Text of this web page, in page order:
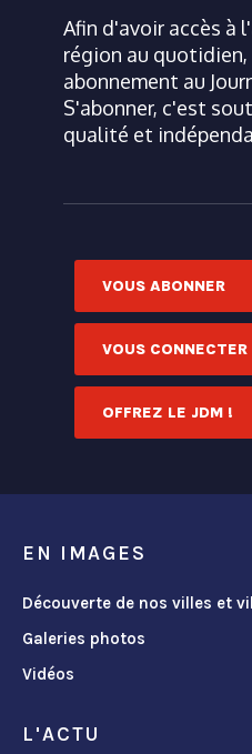
Afin d'avoir accès à
région au quotidien,
abonnement au
S'abonner, c'est
qualité et
VOUS ABONNER
VOUS CONNECTER
OFFREZ LE JDM !
EN IMAGES
Découverte de nos villes et
Galeries photos
Vidéos
L'ACTU